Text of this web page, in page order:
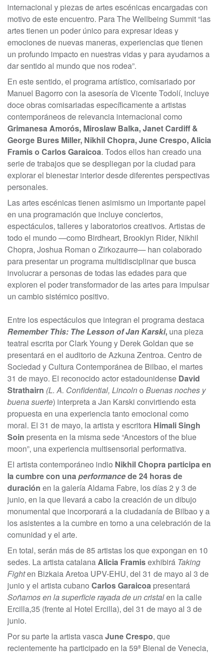
internacional y piezas de artes escénicas encargadas con
motivo de este encuentro. Para The Wellbeing Summit “las
artes tienen un poder único para expresar ideas y
emociones de nuevas maneras, experiencias que tienen
un profundo impacto en nuestras vidas y para ayudarnos a
dar sentido al mundo que nos rodea”.
En este sentido, el programa artístico, comisariado por
Manuel Bagorro con la asesoría de Vicente Todolí, incluye
doce obras comisariadas específicamente a artistas
contemporáneos de relevancia internacional como
Grimanesa Amorós, Miroslaw Balka, Janet Cardiff &
George Bures Miller, Nikhil Chopra, June Crespo, Alicia
Framis o Carlos Garaicoa. Todos ellos han creado una
serie de trabajos que se despliegan por la ciudad para
explorar el bienestar interior desde diferentes perspectivas
personales.
Las artes escénicas tienen asimismo un importante papel
en una programación que incluye conciertos,
espectáculos, talleres y laboratorios creativos. Artistas de
todo el mundo —como Birdheart, Brooklyn Rider, Nikhil
Chopra, Joshua Roman o Zirkozaurre— han colaborado
para presentar un programa multidisciplinar que busca
involucrar a personas de todas las edades para que
exploren el poder transformador de las artes para impulsar
un cambio sistémico positivo.
Entre los espectáculos que integran el programa destaca
Remember This: The Lesson of Jan Karski, una pieza
teatral escrita por Clark Young y Derek Goldan que se
presentará en el auditorio de Azkuna Zentroa. Centro de
Sociedad y Cultura Contemporánea de Bilbao, el martes
31 de mayo. El reconocido actor estadounidense David
Strathairn (L. A. Confidential, Lincolno Buenas noches y
buena suerte) interpreta a Jan Karski convirtiendo esta
propuesta en una experiencia tanto emocional como
moral. El 31 de mayo, la artista y escritora Himali Singh
Soin presenta en la misma sede “Ancestors of the blue
moon”, una experiencia multisensorial performativa.
El artista contemporáneo indio Nikhil Chopra participa en
la cumbre con unaperformancede 24 horas de
duración en la galería Aldama Fabre, los días 2 y 3 de
junio, en la que llevará a cabo la creación de un dibujo
monumental que incorporará a la ciudadanía de Bilbao y a
los asistentes a la cumbre en torno a una celebración de la
comunidad y el arte.
En total, serán más de 85 artistas los que expongan en 10
sedes. La artista catalanaAlicia Framisexhibirá Taking
Fighten Bizkaia Aretoa UPV-EHU, del 31 de mayo al 3 de
junio y el artista cubano Carlos Garaicoa presentará
Soñamos en la superficie rayada de un cristalen la calle
Ercilla,35 (frente al Hotel Ercilla), del 31 de mayo al 3 de
junio.
Por su parte la artista vascaJune Crespo, que
recientemente ha participado en la 59ª Bienal de Venecia,